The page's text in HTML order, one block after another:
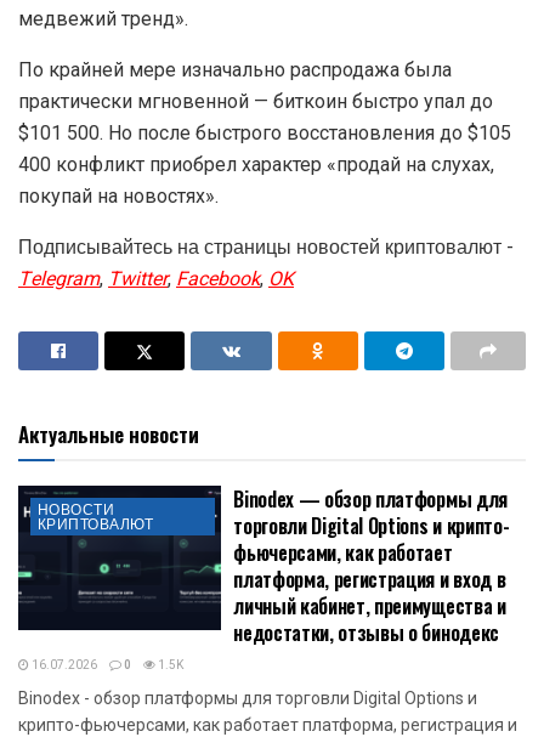
медвежий тренд».
По крайней мере изначально распродажа была
практически мгновенной — биткоин быстро упал до
$101 500. Но после быстрого восстановления до $105
400 конфликт приобрел характер «продай на слухах,
покупай на новостях».
Подписывайтесь на страницы новостей криптовалют -
Telegram,Twitter,Facebook,OK
Актуальные новости
НОВОСТИ
КРИПТОВАЛЮТ
Binodex — обзор платформы для
торговли Digital Options и крипто-
фьючерсами, как работает
платформа, регистрация и вход в
личный кабинет, преимущества и
недостатки, отзывы о бинодекс
16.07.2026 0 1.5K
Binodex - обзор платформы для торговли Digital Options и
крипто-фьючерсами, как работает платформа, регистрация и